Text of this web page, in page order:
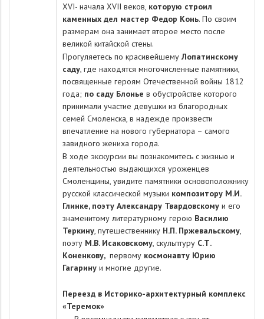
XVI- начала XVII веков, которую строил
каменных дел мастер Федор Конь. По своим
размерам она занимает второе место после
великой китайской стены.
Прогуляетесь по красивейшемуЛопатинскому
саду, где находятся многочисленные памятники,
посвященные героям Отечественной войны 1812
года; по саду Блонье в обустройстве которого
принимали участие девушки из благородных
семей Смоленска, в надежде произвести
впечатление на нового губернатора – самого
завидного жениха города.
В ходе экскурсии вы познакомитесь с жизнью и
деятельностью выдающихся уроженцев
Смоленщины, увидите памятники основоположнику
русской классической музыки композитору М.И.
Глинке, поэту Александру Твардовскому и его
знаменитому литературному герою Василию
Теркину, путешественнику Н.П. Пржевальскому,
поэту М.В. Исаковскому, скульптуру С.Т.
Коненкову, первому космонавту Юрию
Гагарину и многие другие.
Переезд в Историко-архитектурный комплекс
«Теремок»